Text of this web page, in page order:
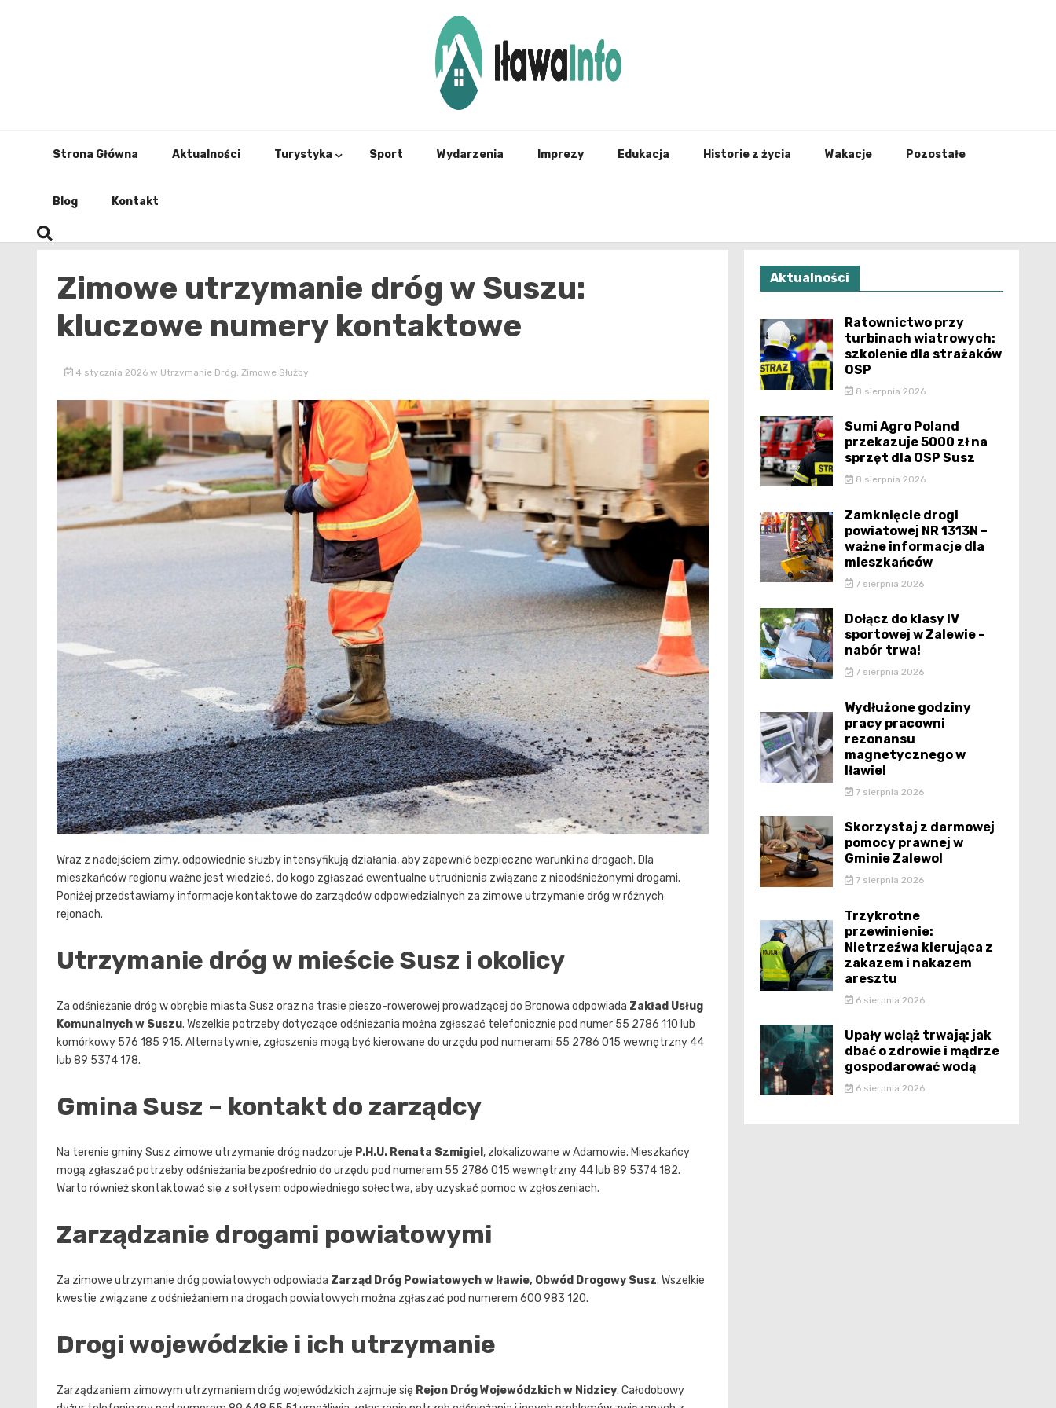
ilawainfo.pl
Strona Główna Aktualności Turystyka Sport Wydarzenia Imprezy Edukacja Historie z życia Wakacje Pozostałe
Blog Kontakt
Zimowe utrzymanie dróg w Suszu:
kluczowe numery kontaktowe
4 stycznia 2026 w Utrzymanie Dróg Zimowe Służby
Wraz z nadejściem zimy, odpowiednie służby intensyfikują działania, aby zapewnić bezpieczne warunki na drogach. Dla
mieszkańców regionu ważne jest wiedzieć, do kogo zgłaszać ewentualne utrudnienia związane z nieodśnieżonymi drogami.
Poniżej przedstawiamy informacje kontaktowe do zarządców odpowiedzialnych za zimowe utrzymanie dróg w różnych
rejonach.
Utrzymanie dróg w mieście Susz i okolicy
Za odśnieżanie dróg w obrębie miasta Susz oraz na trasie pieszo-rowerowej prowadzącej do Bronowa odpowiada Zakład Usług
Komunalnych w Suszu. Wszelkie potrzeby dotyczące odśnieżania można zgłaszać telefonicznie pod numer 55 2786 110 lub
komórkowy 576 185 915. Alternatywnie, zgłoszenia mogą być kierowane do urzędu pod numerami 55 2786 015 wewnętrzny 44
lub 89 5374 178.
Gmina Susz – kontakt do zarządcy
Na terenie gminy Susz zimowe utrzymanie dróg nadzoruje P.H.U. Renata Szmigiel , zlokalizowane w Adamowie. Mieszkańcy
mogą zgłaszać potrzeby odśnieżania bezpośrednio do urzędu pod numerem 55 2786 015 wewnętrzny 44 lub 89 5374 182.
Warto również skontaktować się z sołtysem odpowiedniego sołectwa, aby uzyskać pomoc w zgłoszeniach.
Zarządzanie drogami powiatowymi
Za zimowe utrzymanie dróg powiatowych odpowiada Zarząd Dróg Powiatowych w Iławie, Obwód Drogowy Susz. Wszelkie
kwestie związane z odśnieżaniem na drogach powiatowych można zgłaszać pod numerem 600 983 120.
Drogi wojewódzkie i ich utrzymanie
Zarządzaniem zimowym utrzymaniem dróg wojewódzkich zajmuje się Rejon Dróg Wojewódzkich w Nidzicy. Całodobowy
Aktualności
Ratownictwo przy
turbinach wiatrowych:
szkolenie dla strażaków
OSP
8 sierpnia 2026
Sumi Agro Poland
przekazuje 5000 zł na
sprzęt dla OSP Susz
8 sierpnia 2026
Zamknięcie drogi
powiatowej NR 1313N –
ważne informacje dla
mieszkańców
7 sierpnia 2026
Dołącz do klasy IV
sportowej w Zalewie –
nabór trwa!
7 sierpnia 2026
Wydłużone godziny
pracy pracowni
rezonansu
magnetycznego w
Iławie!
7 sierpnia 2026
Skorzystaj z darmowej
pomocy prawnej w
Gminie Zalewo!
7 sierpnia 2026
Trzykrotne
przewinienie:
Nietrzeźwa kierująca z
zakazem i nakazem
aresztu
6 sierpnia 2026
Upały wciąż trwają: jak
dbać o zdrowie i mądrze
gospodarować wodą
6 sierpnia 2026